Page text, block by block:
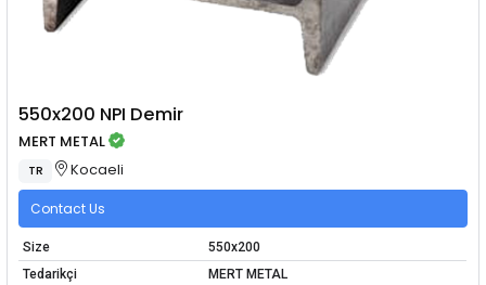
550x200 NPI Demir
MERT METAL
TR Kocaeli
Contact Us
Size
550x200
Tedarikçi
MERT METAL